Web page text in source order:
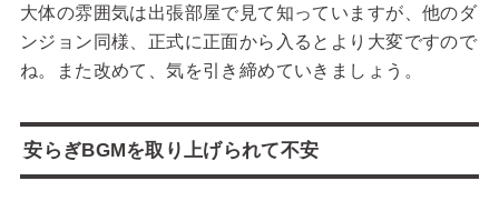
大体の雰囲気は出張部屋で見て知っていますが、他のダ
ンジョン同様、正式に正面から入るとより大変ですので
ね。また改めて、気を引き締めていきましょう。
安らぎBGMを取り上げられて不安